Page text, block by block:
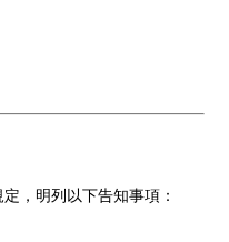
，明列以下告知事項：